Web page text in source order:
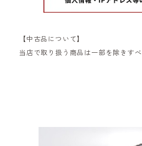
【中古品について】
当店で取り扱う商品は一部を除きすべ